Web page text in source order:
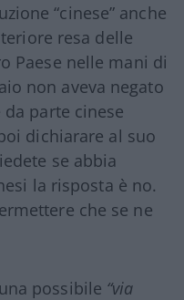
“cinese” anche
resa delle
Paese nelle mani di
non aveva negato
parte cinese
dichiarare al suo
se abbia
la risposta è no.
che se ne
possibile “via